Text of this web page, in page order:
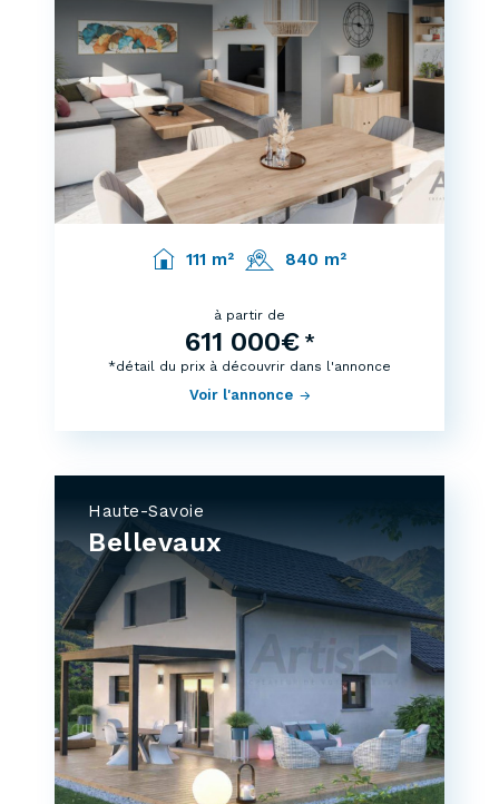
111 m² 840 m²
à partir de
611 000€ *
Voir l'annonce
*détail du prix à découvrir dans l'annonce
Haute-Savoie
Bellevaux